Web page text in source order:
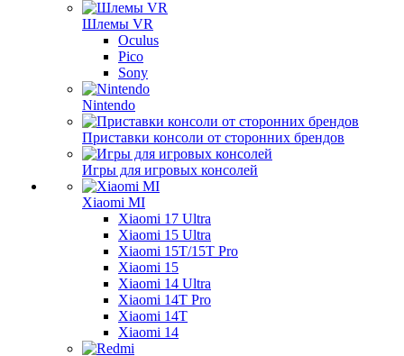
Шлемы VR
Oculus
Pico
Sony
Nintendo
Приставки консоли от сторонних брендов
Игры для игровых консолей
Xiaomi MI
Xiaomi 17 Ultra
Xiaomi 15 Ultra
Xiaomi 15T/15T Pro
Xiaomi 15
Xiaomi 14 Ultra
Xiaomi 14T Pro
Xiaomi 14T
Xiaomi 14